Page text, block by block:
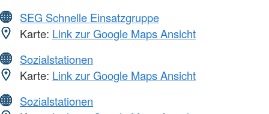
SEG Schnelle Einsatzgruppe
Karte: Link zur Google Maps Ansicht
Sozialstationen
Karte: Link zur Google Maps Ansicht
Sozialstationen